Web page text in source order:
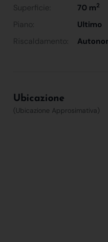
Superficie:
70 m2
Piano:
Ultimo
Riscaldamento:
Ubicazione
(Ubicazione Approsimativa)